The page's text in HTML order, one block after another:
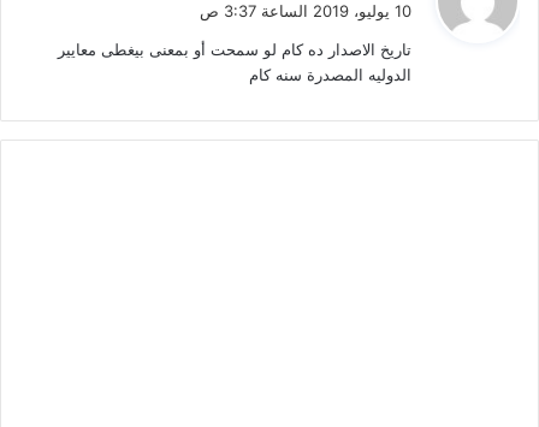
ل
10 يوليو، 2019 الساعة 3:37 ص
تاريخ الاصدار ده كام لو سمحت أو بمعنى بيغطى معايير
الدوليه المصدرة سنه كام